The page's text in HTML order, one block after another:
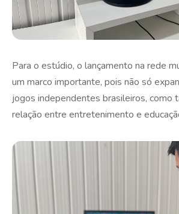
Para o estúdio, o lançamento na rede
um marco importante, pois não só
jogos independentes brasileiros, como
relação entre entretenimento e